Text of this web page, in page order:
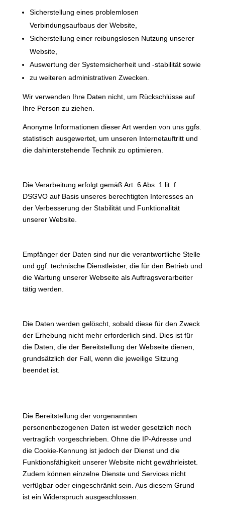
Sicherstellung eines problemlosen
Verbindungsaufbaus der Website,
Sicherstellung einer reibungslosen Nutzung unserer
Website,
Auswertung der Systemsicherheit und -stabilität sowie
zu weiteren administrativen Zwecken.
Wir verwenden Ihre Daten nicht, um Rückschlüsse auf
Ihre Person zu ziehen.
Anonyme Informationen dieser Art werden von uns ggfs.
statistisch ausgewertet, um unseren Internetauftritt und
die dahinterstehende Technik zu optimieren.
Die Verarbeitung erfolgt gemäß Art. 6 Abs. 1 lit. f
DSGVO auf Basis unseres berechtigten Interesses an
der Verbesserung der Stabilität und Funktionalität
unserer Website.
Empfänger der Daten sind nur die verantwortliche Stelle
und ggf. technische Dienstleister, die für den Betrieb und
die Wartung unserer Webseite als Auftragsverarbeiter
tätig werden.
Die Daten werden gelöscht, sobald diese für den Zweck
der Erhebung nicht mehr erforderlich sind. Dies ist für
die Daten, die der Bereitstellung der Webseite dienen,
grundsätzlich der Fall, wenn die jeweilige Sitzung
beendet ist.
Die Bereitstellung der vorgenannten
personenbezogenen Daten ist weder gesetzlich noch
vertraglich vorgeschrieben. Ohne die IP-Adresse und
die Cookie-Kennung ist jedoch der Dienst und die
Funktionsfähigkeit unserer Website nicht gewährleistet.
Zudem können einzelne Dienste und Services nicht
verfügbar oder eingeschränkt sein. Aus diesem Grund
ist ein Widerspruch ausgeschlossen.